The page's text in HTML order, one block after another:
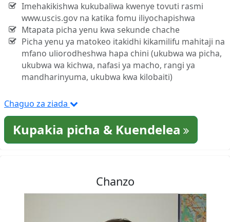
Imehakikishwa kukubaliwa kwenye tovuti rasmi
www.uscis.gov na katika fomu iliyochapishwa
Mtapata picha yenu kwa sekunde chache
Picha yenu ya matokeo itakidhi kikamilifu mahitaji na
mfano uliorodheshwa hapa chini (ukubwa wa picha,
ukubwa wa kichwa, nafasi ya macho, rangi ya
mandharinyuma, ukubwa kwa kilobaiti)
Chaguo za ziada
Kupakia picha & Kuendelea
Chanzo